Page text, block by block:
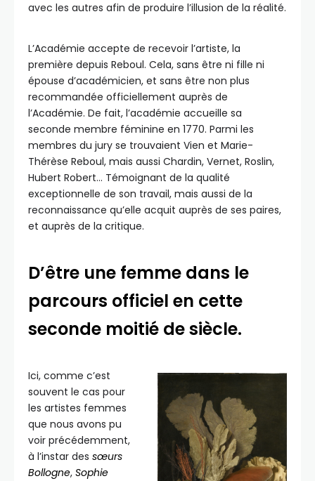
avec les autres afin de produire l’illusion de la réalité.
L’Académie accepte de recevoir l’artiste, la
première depuis Reboul. Cela, sans être ni fille ni
épouse d’académicien, et sans être non plus
recommandée officiellement auprès de
l’Académie. De fait, l’académie accueille sa
seconde membre féminine en 1770. Parmi les
membres du jury se trouvaient Vien et Marie-
Thérèse Reboul, mais aussi Chardin, Vernet, Roslin,
Hubert Robert… Témoignant de la qualité
exceptionnelle de son travail, mais aussi de la
reconnaissance qu’elle acquit auprès de ses paires,
et auprès de la critique.
D’être une femme dans le
parcours officiel en cette
seconde moitié de siècle.
Ici, comme c’est
souvent le cas pour
les artistes femmes
que nous avons pu
voir précédemment,
à l’instar des sœurs
Bollogne, Sophie